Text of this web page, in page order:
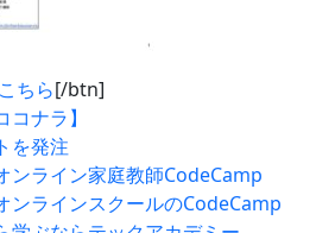
ちら[/btn]
ナラ】
を発注
ンライン家庭教師CodeCamp
ンラインスクールのCodeCamp